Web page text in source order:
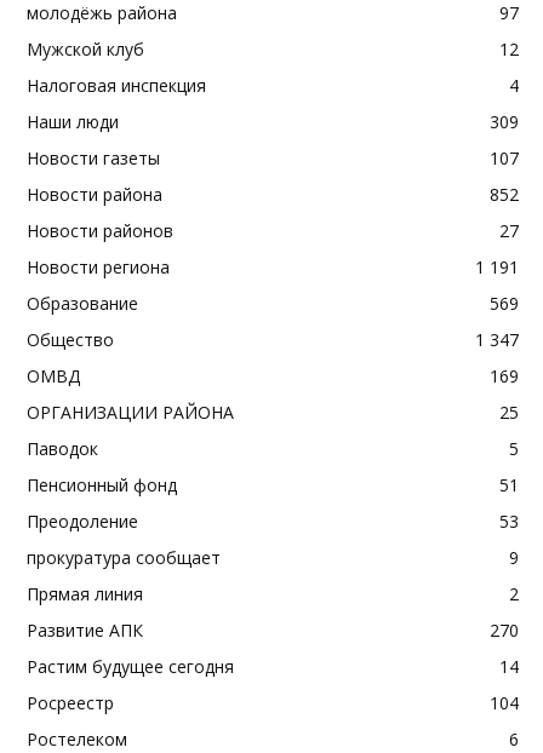
молодёжь района
97
Мужской клуб
12
Налоговая инспекция
4
Наши люди
309
Новости газеты
107
Новости района
852
Новости районов
27
Новости региона
1 191
Образование
569
Общество
1 347
ОМВД
169
ОРГАНИЗАЦИИ РАЙОНА
25
Паводок
5
Пенсионный фонд
51
Преодоление
53
прокуратура сообщает
9
Прямая линия
2
Развитие АПК
270
Растим будущее сегодня
14
Росреестр
104
Ростелеком
6